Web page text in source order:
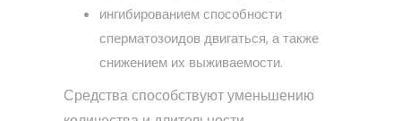
ингибированием способности
сперматозоидов двигаться, а также
снижением их выживаемости.
Средства способствуют уменьшению